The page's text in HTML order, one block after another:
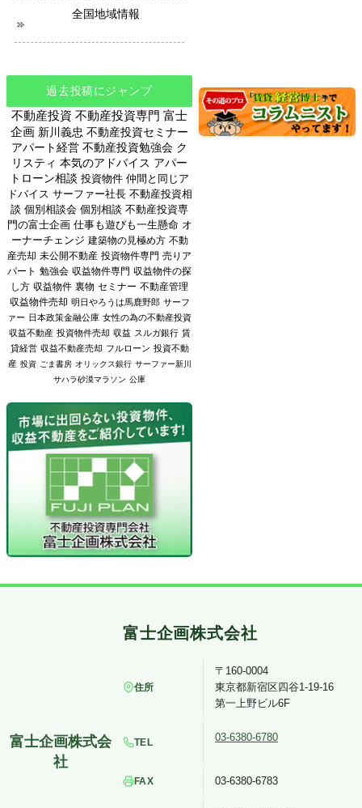
全国地域情報
過去投稿にジャンプ
不動産投資 不動産投資専門 富士
企画 新川義忠 不動産投資セミナー
アパート経営 不動産投資勉強会 ク
リスティ 本気のアドバイス アパー
トローン相談 投資物件 仲間と同じア
ドバイス サーファー社長 不動産投資相
談 個別相談会 個別相談 不動産投資専
門の富士企画 仕事も遊びも一生懸命 オ
ーナーチェンジ 建築物の見極め方 不動
産売却 未公開不動産 投資物件専門 売りア
パート 勉強会 収益物件専門 収益物件の探
し方 収益物件 裏物 セミナー 不動産管理
収益物件売却 明日やろうは馬鹿野郎 サーフ
ァー 日本政策金融公庫 女性の為の不動産投資
収益不動産 投資物件売却 収益 スルガ銀行 賃
貸経営 収益不動産売却 フルローン 投資不動
産 投資 ごま書房 オリックス銀行 サーファー新川
サハラ砂漠マラソン 公庫
住所
〒160-0004
東京都新宿区四谷1-19-16
第一上野ビル6F
TEL 03-6380-6780
FAX 03-6380-6783